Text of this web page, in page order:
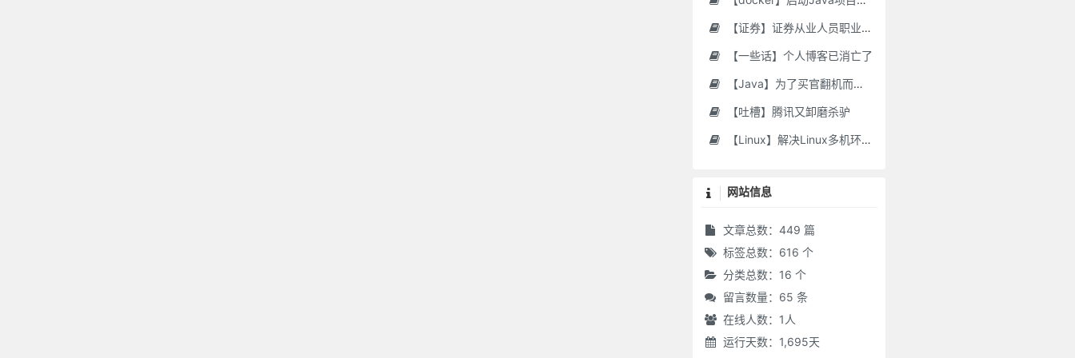
【证券】证券从业人员职业道德要求及常见违规行为
【一些话】个人博客已消亡了
【Java】为了买官翻机而写的代码-DJI Stock Checker
【吐槽】腾讯又卸磨杀驴
【Linux】解决Linux多机环境UID/GID不一致导致的备份权限问题
网站信息
文章总数：449 篇
标签总数：616 个
分类总数：16 个
留言数量：65 条
在线人数： 1 人
运行天数：1,695天